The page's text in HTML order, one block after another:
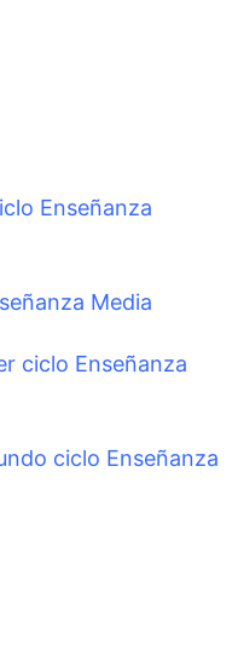
Enseñanza
Media
ciclo Enseñanza
ciclo Enseñanza